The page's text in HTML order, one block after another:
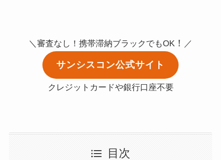
＼審査なし！携帯滞納ブラックでもOK ！ ／
サンシスコン公式サイト
クレジットカードや銀行口座不要
目次